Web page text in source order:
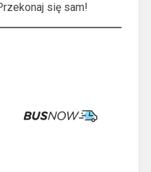
się sam!